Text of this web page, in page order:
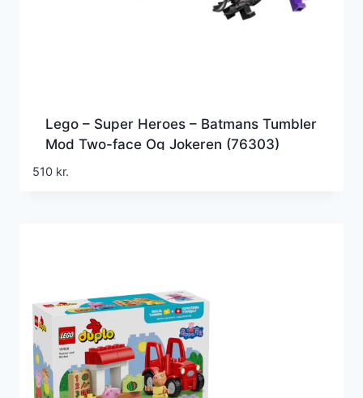
Lego – Super Heroes – Batmans Tumbler
Mod Two-face Og Jokeren (76303)
510 kr.